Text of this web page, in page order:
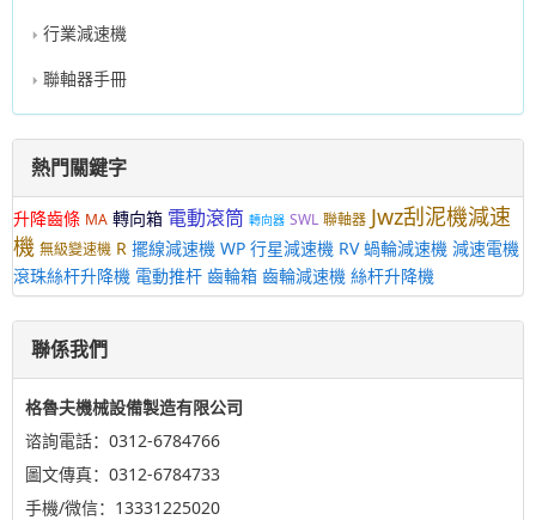
行業減速機
聯軸器手冊
熱門關鍵字
升降齒條 MA 轉向箱 電動滾筒 轉向器 SWL 聯軸器 Jwz刮泥機減速
機 無級變速機 R 擺線減速機 WP 行星減速機 RV 蝸輪減速機 減速電機
滾珠絲杆升降機 電動推杆 齒輪箱 齒輪減速機 絲杆升降機
聯係我們
格魯夫機械設備製造有限公司
谘詢電話：0312-6784766
圖文傳真：0312-6784733
手機/微信：13331225020